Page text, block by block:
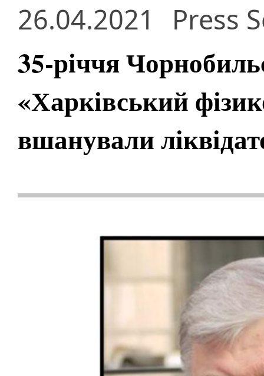
26.04.2021 Press
35-річчя
«Харківський
вшанували